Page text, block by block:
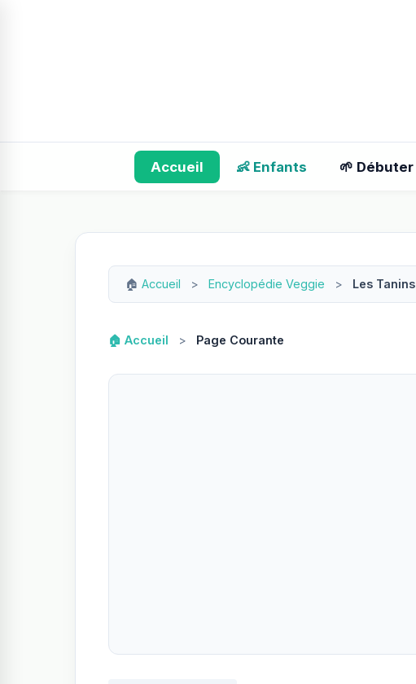
Accueil 👶 Enfants 🌱 Débuter
🏠 Accueil > Encyclopédie Veggie > Les
🏠 Accueil > Page Courante